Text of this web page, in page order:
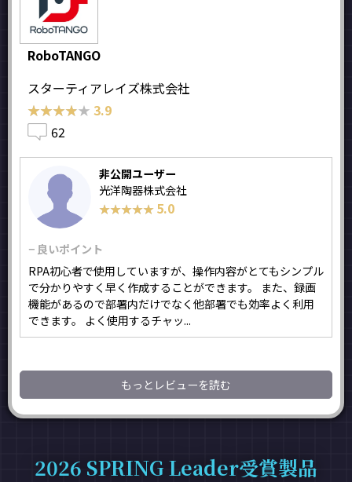
RoboTANGO
スターティアレイズ株式会社
★★★★★
★★★★★ 3.9
62
非公開ユーザー
光洋陶器株式会社
★★★★★
★★★★★ 5.0
− 良いポイント
RPA初心者で使用していますが、操作内容がとてもシンプル
で分かりやすく早く作成することができます。 また、録画
機能があるので部署内だけでなく他部署でも効率よく利用
できます。 よく使用するチャッ...
もっとレビューを読む
2026 SPRING Leader受賞製品